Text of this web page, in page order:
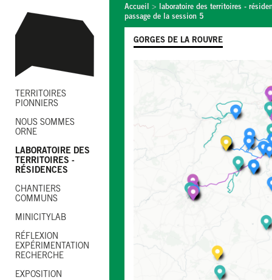
TERRITOIRES
PIONNIERS
NOUS SOMMES
ORNE
LABORATOIRE DES
TERRITOIRES -
RÉSIDENCES
CHANTIERS
COMMUNS
MINICITYLAB
RÉFLEXION
EXPÉRIMENTATION
RECHERCHE
EXPOSITION
Accueil > laboratoire des territoires -
passage de la session 5
GORGES DE LA ROUVRE